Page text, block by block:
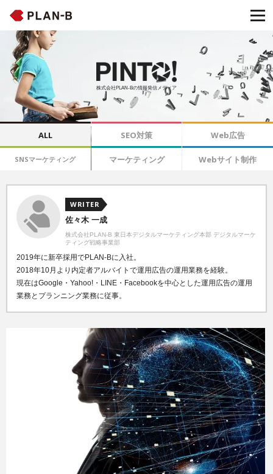
株式会社PLAN-Bの情報発信メディア
ALL SEO対策 Web広告
SNSマーケティング マーケティング Webサイト制作
WRITER
佐々木 一成
株式会社PLAN-B 東日本デジタルマーケティング本部 デジタルマーケ
ティング戦略事業部
2019年に新卒採用でPLAN-Bに入社。
2018年10月より内定者アルバイトで運用広告の運用業務を経験。
現在はGoogle・Yahoo!・LINE・Facebookを中心とした運用広告の運用
業務とプランニング業務に従事。